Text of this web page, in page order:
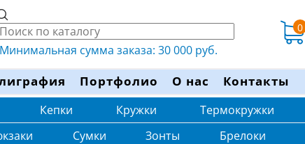
Минимальная сумма заказа: 30 000 руб.
0
Портфолио О нас Контакты
Кепки Кружки Термокружки
Сумки Зонты Брелоки